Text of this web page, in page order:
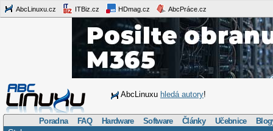
AbcLinuxu.cz ITBiz.cz HDmag.cz AbcPráce.cz
AbcLinuxu hledá autory!
Poradna FAQ Hardware Software Články Učebnice